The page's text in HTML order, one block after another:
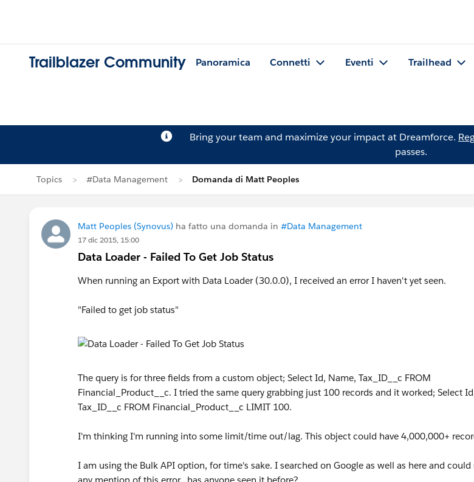
Trailblazer Community Panoramica Connetti Eventi Trailhead
Bring your team and maximize your impact at Dreamforce.
passes.
Topics #Data Management Domanda di Matt Peoples
Matt Peoples (Synovus) ha fatto una domanda in #Data Management
17 dic 2015, 15:00
Data Loader - Failed To Get Job Status
When running an Export with Data Loader (30.0.0), I received an error I haven't yet seen.
"Failed to get job status"
The query is for three fields from a custom object; Select Id, Name, Tax_ID__c FROM
Financial_Product__c. I tried the same query grabbing just 100 records and it worked; Select
Tax_ID__c FROM Financial_Product__c LIMIT 100.
I'm thinking I'm running into some limit/time out/lag. This object could have 4,000,000+
I am using the Bulk API option, for time's sake. I searched on Google as well as here and